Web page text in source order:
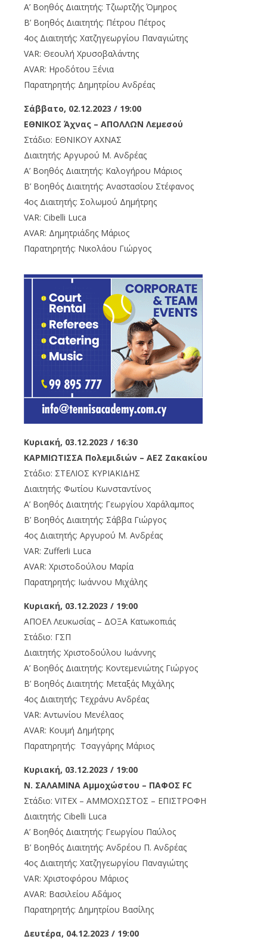
Α’ Βοηθός Διαιτητής: Τζιωρτζής Όμηρος
Β’ Βοηθός Διαιτητής: Πέτρου Πέτρος
4ος Διαιτητής: Χατζηγεωργίου Παναγιώτης
VAR: Θεουλή Χρυσοβαλάντης
AVAR: Ηροδότου Ξένια
Παρατηρητής: Δημητρίου Ανδρέας
Σάββατο, 02.12.2023 / 19:00
ΕΘΝΙΚΟΣ Άχνας – ΑΠΟΛΛΩΝ Λεμεσού
Στάδιο: ΕΘΝΙΚΟΥ ΑΧΝΑΣ
Διαιτητής: Αργυρού Μ. Ανδρέας
Α’ Βοηθός Διαιτητής: Καλογήρου Μάριος
Β’ Βοηθός Διαιτητής: Αναστασίου Στέφανος
4ος Διαιτητής: Σολωμού Δημήτρης
VAR: Cibelli Luca
AVAR: Δημητριάδης Μάριος
Παρατηρητής: Νικολάου Γιώργος
Κυριακή, 03.12.2023 / 16:30
ΚΑΡΜΙΩΤΙΣΣΑ Πολεμιδιών – ΑΕΖ Ζακακίου
Στάδιο: ΣΤΕΛΙΟΣ ΚΥΡΙΑΚΙΔΗΣ
Διαιτητής: Φωτίου Κωνσταντίνος
Α’ Βοηθός Διαιτητής: Γεωργίου Χαράλαμπος
Β’ Βοηθός Διαιτητής: Σάββα Γιώργος
4ος Διαιτητής: Αργυρού Μ. Ανδρέας
VAR: Zufferli Luca
AVAR: Χριστοδούλου Μαρία
Παρατηρητής: Ιωάννου Μιχάλης
Κυριακή, 03.12.2023 / 19:00
ΑΠΟΕΛ Λευκωσίας – ΔΟΞΑ Κατωκοπιάς
Στάδιο: ΓΣΠ
Διαιτητής: Χριστοδούλου Ιωάννης
Α’ Βοηθός Διαιτητής: Κοντεμενιώτης Γιώργος
Β’ Βοηθός Διαιτητής: Μεταξάς Μιχάλης
4ος Διαιτητής: Τεχράνυ Ανδρέας
VAR: Αντωνίου Μενέλαος
AVAR: Κουμή Δημήτρης
Παρατηρητής: Τσαγγάρης Μάριος
Κυριακή, 03.12.2023 / 19:00
Ν. ΣΑΛΑΜΙΝΑ Αμμοχώστου – ΠΑΦΟΣ FC
Στάδιο: VITEX – ΑΜΜΟΧΩΣΤΟΣ – ΕΠΙΣΤΡΟΦΗ
Διαιτητής: Cibelli Luca
Α’ Βοηθός Διαιτητής: Γεωργίου Παύλος
Β’ Βοηθός Διαιτητής: Ανδρέου Π. Ανδρέας
4ος Διαιτητής: Χατζηγεωργίου Παναγιώτης
VAR: Χριστοφόρου Μάριος
AVAR: Βασιλείου Αδάμος
Παρατηρητής: Δημητρίου Βασίλης
Δευτέρα, 04.12.2023 / 19:00